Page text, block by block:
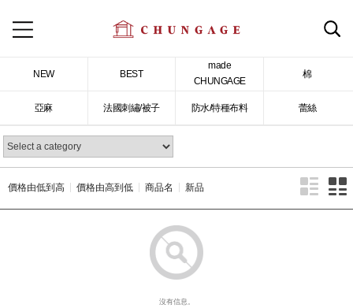
NEW BEST
made
CHUNGAGE
棉
亞麻 法國刺繡/被子 防水/特種布料 蕾絲
價格由低到高 價格由高到低 商品名 新品
沒有信息。